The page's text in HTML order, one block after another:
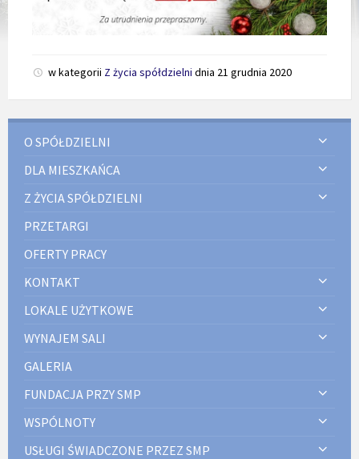
w kategorii Z życia spółdzielni dnia 21 grudnia 2020
O SPÓŁDZIELNI
DLA MIESZKAŃCA
Z ŻYCIA SPÓŁDZIELNI
PRZETARGI
OFERTY PRACY
KONTAKT
LOKALE UŻYTKOWE
WYNAJEM SALI
GALERIA
FUNDACJA PRZY SMP
WSPÓLNOTY
USŁUGI ŚWIADCZONE PRZEZ SMP